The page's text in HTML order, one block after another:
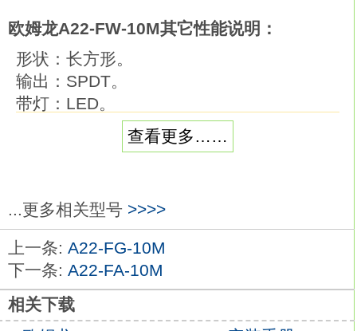
欧姆龙A22-FW-10M其它性能说明：
形状：长方形。
输出：SPDT。
带灯：LED。
外壳颜色：DC12V。
接点类型：标准负载 (AC250V，3A；
FW-10M。
外壳颜色：黑色。
按钮颜色：橙色。
大方形带灯型按钮开关。
良好的动作敏感度。
带均一亮度的良好照明。
查看更多……
...更多相关型号 >>>>
上一条: A22-FG-10M
下一条: A22-FA-10M
相关下载